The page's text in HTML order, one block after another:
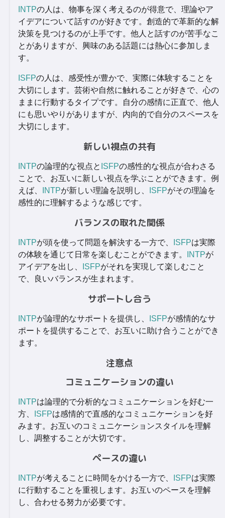
INTPの人は、物事を深く考えるのが得意で、理論やア
イデアについて話すのが好きです。創造的で革新的な解
決策を見つけるのが上手です。他人と話すのが苦手なこ
とがありますが、興味のある話題には熱心に参加しま
す。
ISFPの人は、感受性が豊かで、実際に体験することを
大切にします。芸術や自然に触れることが好きで、心の
ままに行動するタイプです。自分の感情に正直で、他人
にも思いやりがありますが、内向的で自分のスペースを
大切にします。
新しい視点の共有
INTPの論理的な視点と ISFPの感性的な視点が合わさる
ことで、お互いに新しい視点を学ぶことができます。例
えば、
INTPが新しい理論を説明し、 ISFPがその理論を
感性的に理解するような感じです。
バランスの取れた関係
INTPが頭を使って問題を解決する一方で、 ISFPは実際
の体験を通じて日常を楽しむことができます。
INTPが
アイデアを出し、
ISFPがそれを実現して楽しむこと
で、良いバランスが生まれます。
サポートし合う
INTPが論理的なサポートを提供し、 ISFPが感情的なサ
ポートを提供することで、お互いに助け合うことができ
ます。
注意点
コミュニケーションの違い
INTPは論理的で分析的なコミュニケーションを好む一
方、
ISFPは感情的で直感的なコミュニケーションを好
みます。お互いのコミュニケーションスタイルを理解
し、調整することが大切です。
ペースの違い
INTPが考えることに時間をかける一方で、 ISFPは実際
に行動することを重視します。お互いのペースを理解
し、合わせる努力が必要です。